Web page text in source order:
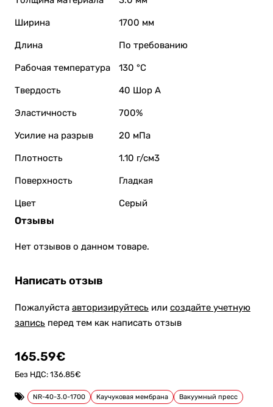
165.59€
Без НДС: 136.85€
Ширина 1700 мм
Длина По требованию
Рабочая температура 130 °C
Твердость 40 Шор А
Эластичность 700%
Усилие на разрыв 20 мПа
Плотность 1.10 г/см3
Поверхность Гладкая
Цвет Серый
Отзывы
Нет отзывов о данном товаре.
Написать отзыв
Пожалуйста авторизируйтесь или создайте учетную
запись перед тем как написать отзыв
NR-40-3.0-1700 Каучуковая мембрана Вакуумный пресс